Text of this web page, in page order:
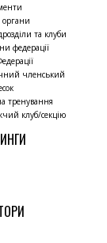
органи
та клуби
федерації
членський
тренування
клуб/секцію